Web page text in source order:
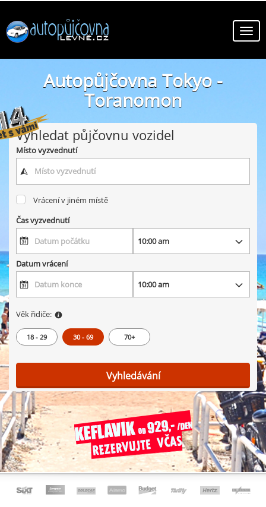
Autopůjčovna Tokyo -
Toranomon
online autopůjčovny ve městě Tokyo - Toranomon
Vyhledat půjčovnu vozidel
Místo vyzvednutí
Vrácení v jiném místě
Čas vyzvednutí
Datum vrácení
Věk řidiče:
18 - 29 30 - 69 70+
Vyhledávání